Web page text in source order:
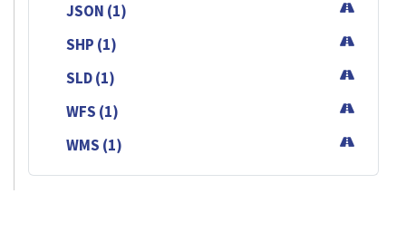
JSON (1)
SHP (1)
SLD (1)
WFS (1)
WMS (1)